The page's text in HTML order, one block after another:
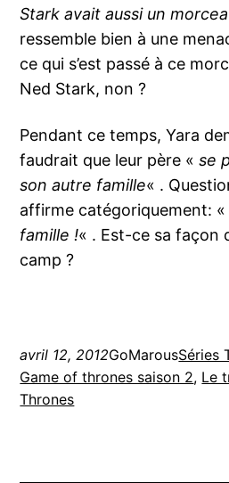
Stark avait aussi un
ressemble bien à une
ce qui s’est passé à ce
Ned Stark, non ?
Pendant ce temps, Yara
faudrait que leur père «se
son autre famille« .
affirme catégoriquement:
famille !« . Est-ce sa façon
camp ?
avril 12, 2012GoMarousSéries
Game of thrones saison 2, Le
Thrones